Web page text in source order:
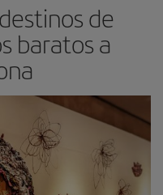
de
baratos a